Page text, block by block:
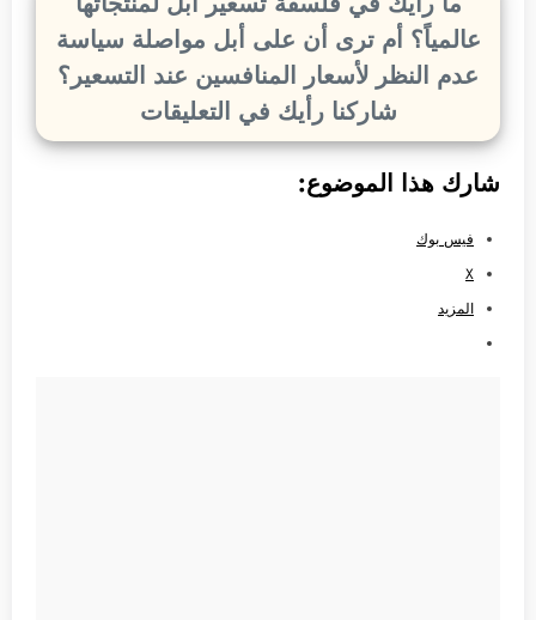
عالمياً؟ أم ترى أن على أبل مواصلة سياسة
عدم النظر لأسعار المنافسين عند التسعير؟
شاركنا رأيك في التعليقات
شارك هذا الموضوع:
فيس بوك
X
المزيد